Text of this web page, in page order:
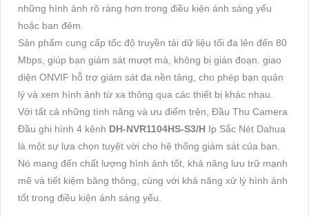
những hình ảnh rõ ràng hơn trong điều kiện ánh sáng yếu
hoặc ban đêm.
Sản phẩm cung cấp tốc độ truyền tải dữ liệu tối đa lên đến 80
Mbps, giúp bạn giám sát mượt mà, không bị gián đoạn. giao
diện ONVIF hỗ trợ giám sát đa nền tảng, cho phép bạn quản
lý và xem hình ảnh từ xa thông qua các thiết bị khác nhau.
Với tất cả những tính năng và ưu điểm trên, Đầu Thu Camera
Đầu ghi hình 4 kênh DH-NVR1104HS-S3/H Ip Sắc Nét Dahua
là một sự lựa chọn tuyệt vời cho hệ thống giám sát của bạn.
Nó mang đến chất lượng hình ảnh tốt, khả năng lưu trữ mạnh
mẽ và tiết kiệm băng thông, cùng với khả năng xử lý hình ảnh
tốt trong điều kiện ánh sáng yếu.